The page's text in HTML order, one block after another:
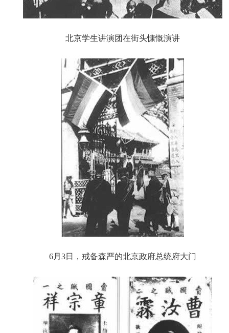
北京学生讲演团在街头慷慨演讲
6月3日，戒备森严的北京政府总统府大门